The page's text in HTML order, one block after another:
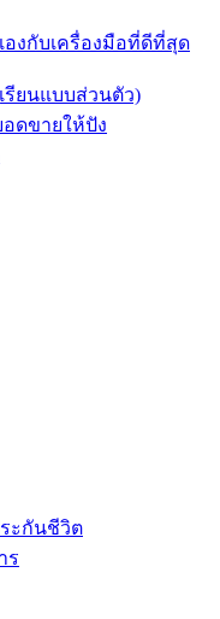
องกับเครื่องมือที่ดีที่สุด
รียนแบบส่วนตัว)
อดขายให้ปัง
ะกันชีวิต
ร